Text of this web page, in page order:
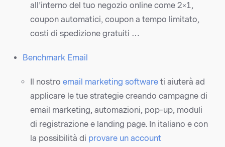
all’interno del tuo negozio online come 2×1,
coupon automatici, coupon a tempo limitato,
costi di spedizione gratuiti …
Benchmark Email
Il nostro email marketing software ti aiuterà ad
applicare le tue strategie creando campagne di
email marketing, automazioni, pop-up, moduli
di registrazione e landing page. In italiano e con
la possibilità di provare un account